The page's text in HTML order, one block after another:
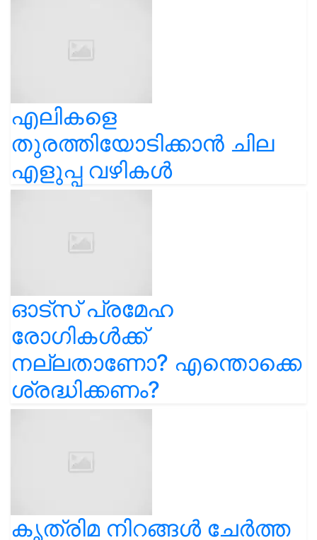
എലികളെ
തുരത്തിയോടിക്കാൻ ചില
എളുപ്പ വഴികൾ
ഓട്സ് പ്രമേഹ
രോഗികൾക്ക്
നല്ലതാണോ? എന്തൊക്കെ
ശ്രദ്ധിക്കണം?
കൃത്രിമ നിറങ്ങൾ ചേർത്ത